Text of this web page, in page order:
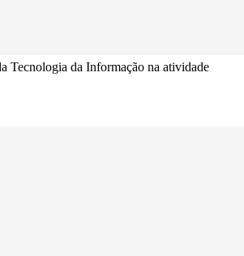
Tecnologia da Informação na atividade